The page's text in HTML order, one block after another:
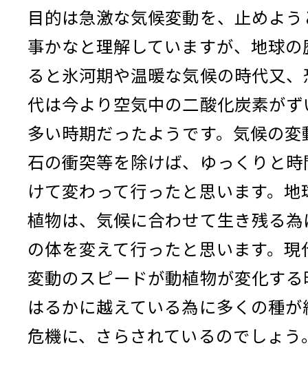
目的は急激な気候変動を、止めよ
事かなと理解していますが、地球
ると氷河期や温暖な気候の時代又
代は今より空気中の二酸化炭素が
多い時期だったようです。気候の変
石の衝突等を除けば、ゆっくりと
けて変わって行ったと思います。地
植物は、気候に合わせて生き残る
の体を変えて行ったと思います。現
変動のスピードが動植物が変化す
はるかに越えている為に多くの種
危機に、さらされているのでしょう